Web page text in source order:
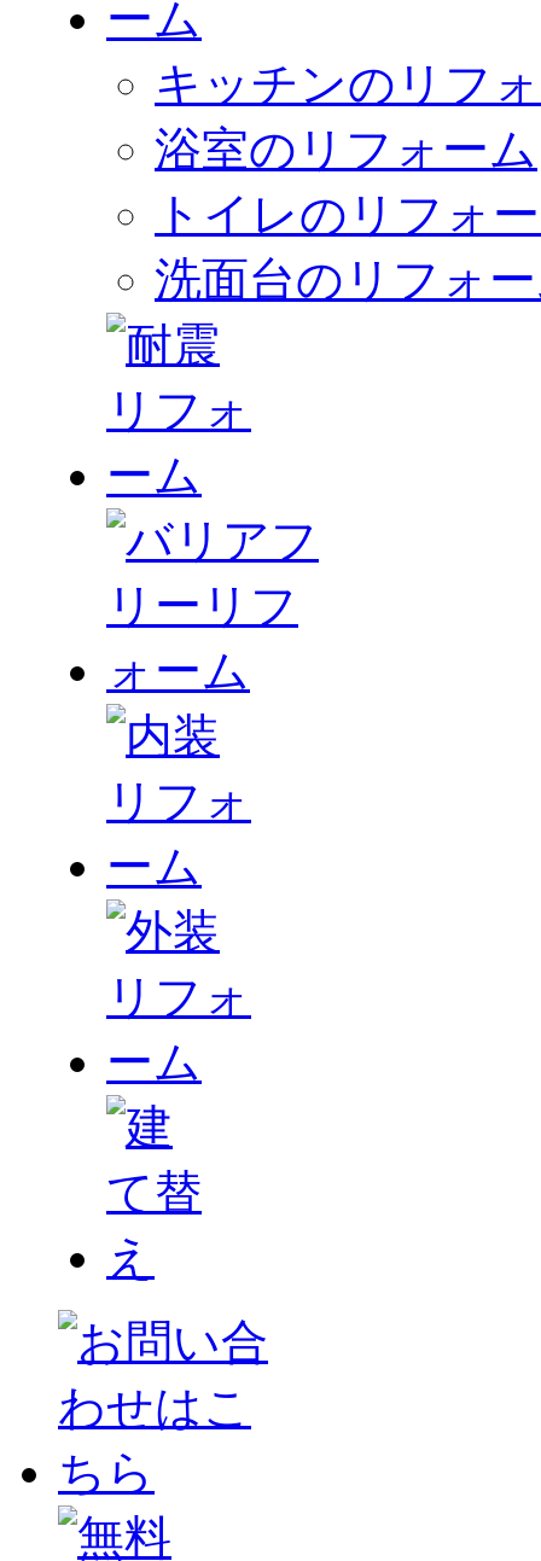
キッチンのリフ
浴室のリフォーム
トイレのリフォ
洗面台のリフォ